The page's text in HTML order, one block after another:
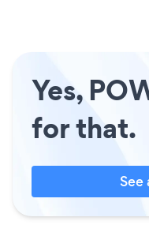
Yes,
for that.
See